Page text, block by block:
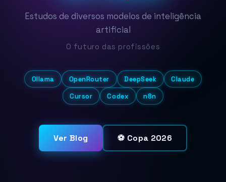
Estudos de diversos modelos de inteligência
artificial
O futuro das profissões
Ollama OpenRouter DeepSeek Claude
Cursor Codex n8n
Ver Blog ⚽ Copa 2026